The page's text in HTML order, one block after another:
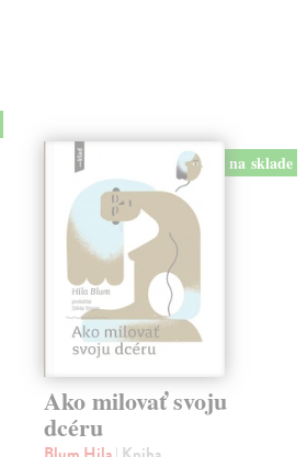
na sklade
Ako milovať svoju
dcéru